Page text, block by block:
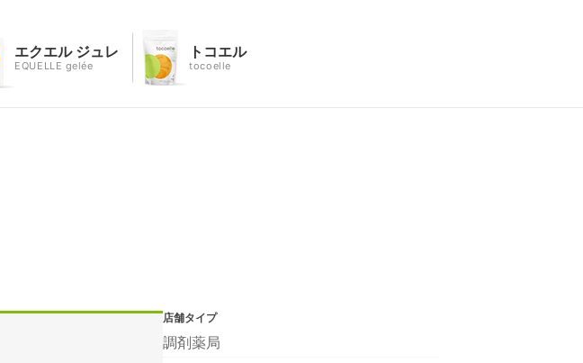
エクエル ジュレ
EQUELLE gelée
トコエル
tocoelle
店舗タイプ
調剤薬局